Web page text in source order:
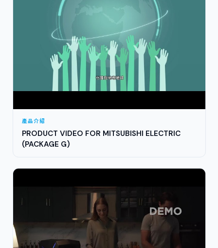
產品介紹
PRODUCT VIDEO FOR MITSUBISHI ELECTRIC
(PACKAGE G)